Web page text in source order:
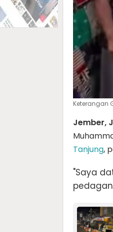
Keterangan
Jember,
Tanjung,
"Saya